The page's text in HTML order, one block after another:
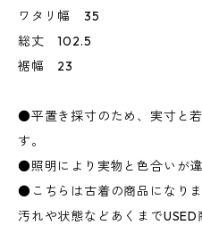
ワタリ幅 35
総丈 102.5
裾幅 23
●平置き採寸のため、実寸と
す。
●照明により実物と色合いが
●こちらは古着の商品になりま
汚れや状態などあくまで